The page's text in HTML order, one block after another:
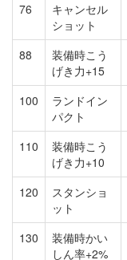
76
キャンセル
ショット
88
装備時こう
げき力+15
100
ランドイン
パクト
110
装備時こう
げき力+10
120
スタンショ
ット
130
装備時かい
しん率+2%